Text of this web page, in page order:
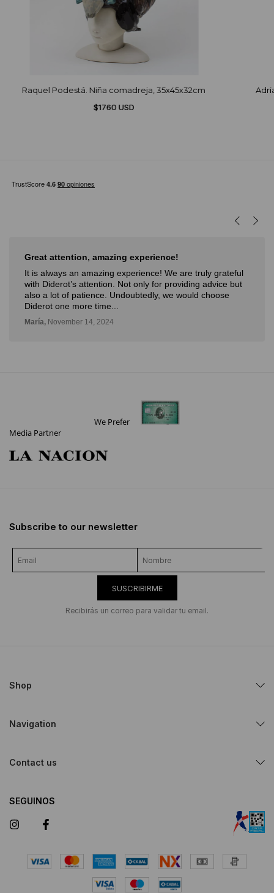
Raquel Podestá. Niña comadreja, 35x45x32cm
$1760 USD
Great attention, amazing experience!
It is always an amazing experience! We are truly grateful
with Diderot’s attention. Not only for providing advice but
also a lot of patience. Undoubtedly, we would choose
Diderot one more time...
María, November 14, 2024
We Prefer
Media Partner
Subscribe to our newsletter
SUSCRIBIRME
Recibirás un correo para validar tu email.
Shop
Navigation
Contact us
SEGUINOS